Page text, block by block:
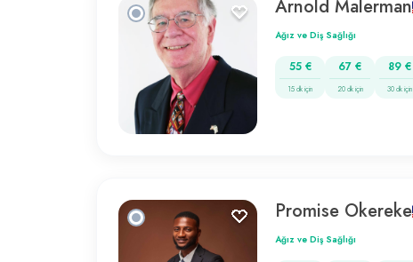
Arnold Malerman
Ağız ve Diş Sağlığı
55 €
15 dk için
67 €
20 dk için
89 €
30 dk için
Promise Okereke
Ağız ve Diş Sağlığı